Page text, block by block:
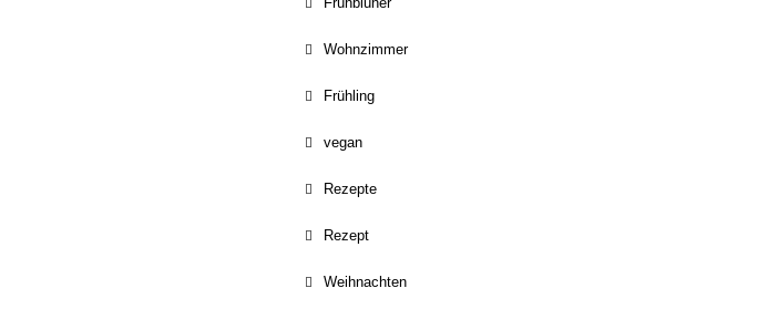
Wohnzimmer
Frühling
vegan
Rezepte
Rezept
Weihnachten